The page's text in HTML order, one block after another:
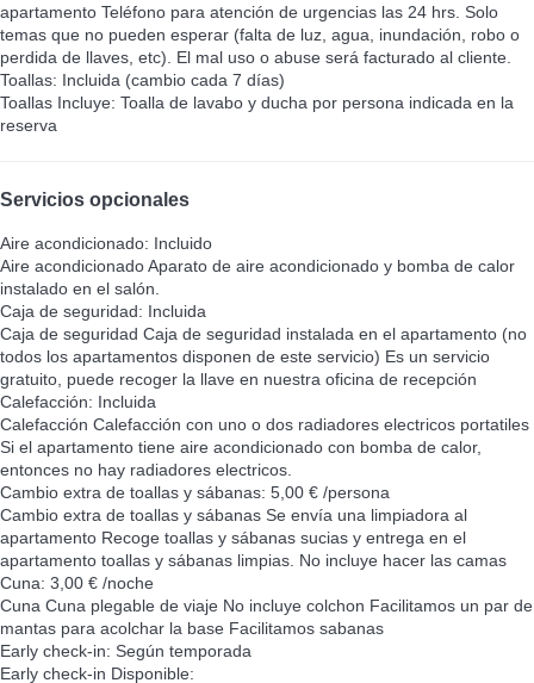
apartamento Teléfono para atención de urgencias las 24 hrs. Solo
temas que no pueden esperar (falta de luz, agua, inundación, robo o
perdida de llaves, etc). El mal uso o abuse será facturado al cliente.
Toallas: Incluida (cambio cada 7 días)
Toallas Incluye: Toalla de lavabo y ducha por persona indicada en la
reserva
Servicios opcionales
Aire acondicionado: Incluido
Aire acondicionadoAparato de aire acondicionado y bomba de calor
instalado en el salón.
Caja de seguridad: Incluida
Caja de seguridad Caja de seguridad instalada en el apartamento (no
todos los apartamentos disponen de este servicio) Es un servicio
gratuito, puede recoger la llave en nuestra oficina de recepción
Calefacción: Incluida
Calefacción Calefacción con uno o dos radiadores electricos portatiles
Si el apartamento tiene aire acondicionado con bomba de calor,
entonces no hay radiadores electricos.
Cambio extra de toallas y sábanas: 5,00 € /persona
Cambio extra de toallas y sábanas Se envía una limpiadora al
apartamento Recoge toallas y sábanas sucias y entrega en el
apartamento toallas y sábanas limpias. No incluye hacer las camas
Cuna: 3,00 € /noche
Cuna Cuna plegable de viaje No incluye colchon Facilitamos un par de
mantas para acolchar la base Facilitamos sabanas
Early check-in: Según temporada
Early check-in Disponible: